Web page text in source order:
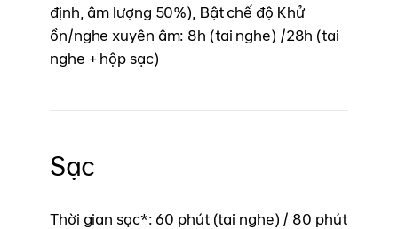
định, âm lượng 50%), Bật chế độ Khử
ồn/nghe xuyên âm: 8h (tai nghe) /28h (tai
nghe + hộp sạc)
Sạc
Thời gian sạc*: 60 phút (tai nghe) / 80 phút